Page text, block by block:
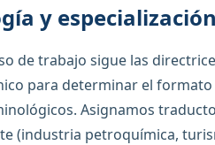
y
de trabajo sigue las
para determinar el formato
Asignamos
(industria petroquímica,